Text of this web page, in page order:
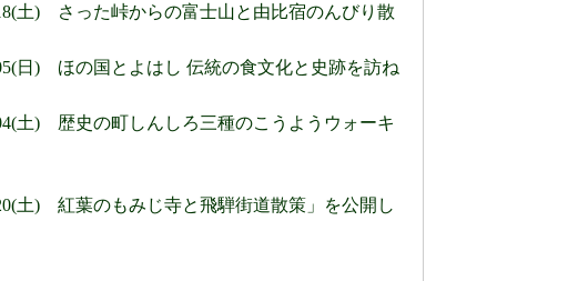
土) さった峠からの富士山と由比宿のんびり散
日) ほの国とよはし 伝統の食文化と史跡を訪ね
土) 歴史の町しんしろ三種のこうようウォーキ
土) 紅葉のもみじ寺と飛騨街道散策」を公開し